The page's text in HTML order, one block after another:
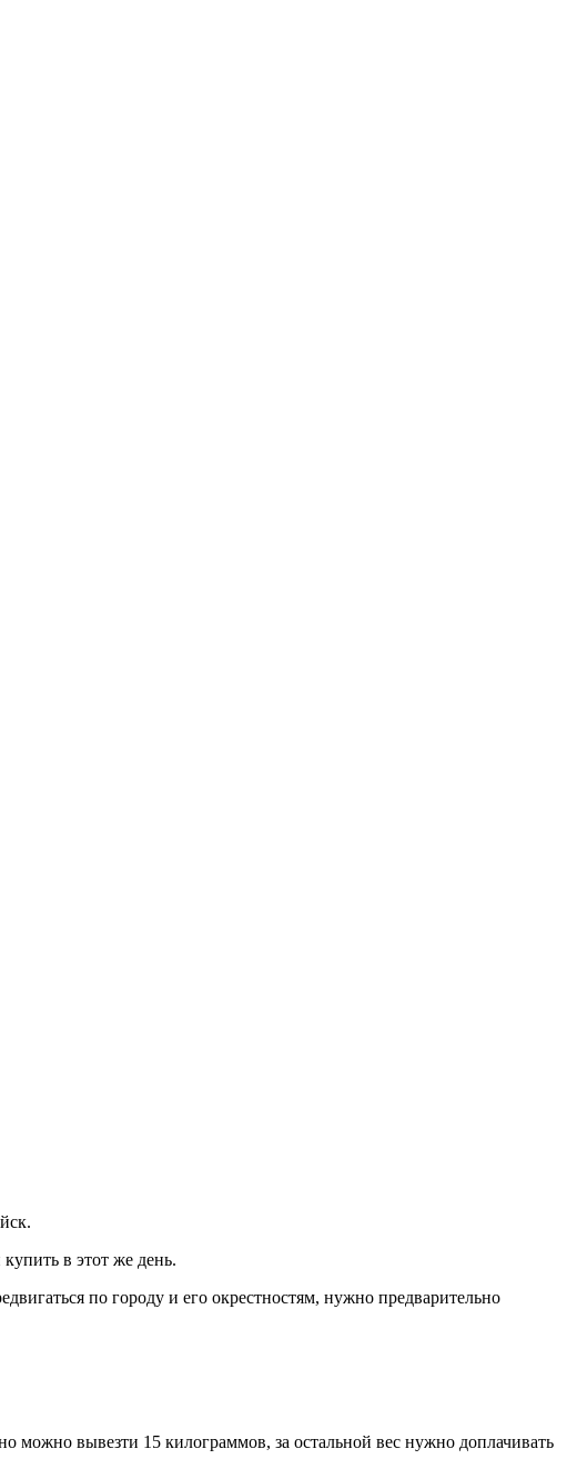
в этот же день.
по городу и его окрестностям, нужно предварительно
можно вывезти 15 килограммов, за остальной вес нужно доплачивать